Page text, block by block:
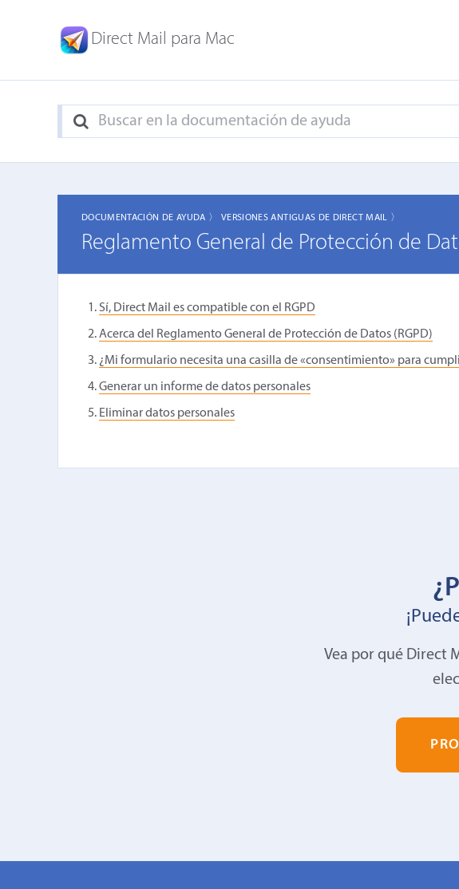
Direct Mail para Mac
DOCUMENTACIÓN DE AYUDA 〉 VERSIONES ANTIGUAS DE DIRECT MAIL 〉
Reglamento General de Protección de
Sí, Direct Mail es compatible con el RGPD
Acerca del Reglamento General de Protección de Datos (RGPD)
¿Mi formulario necesita una casilla de «consentimiento» para
Generar un informe de datos personales
Eliminar datos personales
Vea por qué Direct